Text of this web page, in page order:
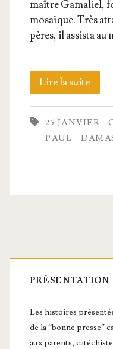
maître Gama­liel,
mosaïque. Très
pères, il assis­ta
Lire la suiteLa
sion
25 JANVIER
PAUL
Barre
latérale
PRÉSENTATION
Les histoires
de la “bonne presse”
aux parents,